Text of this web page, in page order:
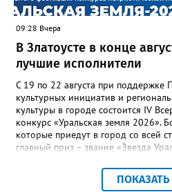
потребителей.
09:28 Вчера
В Златоусте в конце
лучшие исполнители
С 19 по 22 августа при поддержке
культурных инициатив и
культуры в городе состоится IV
конкурс «Уральская земля 2026».
которые приедут в город со всей
главный приз – звание «Звезда
прослушивания участников,
наставников, выступления